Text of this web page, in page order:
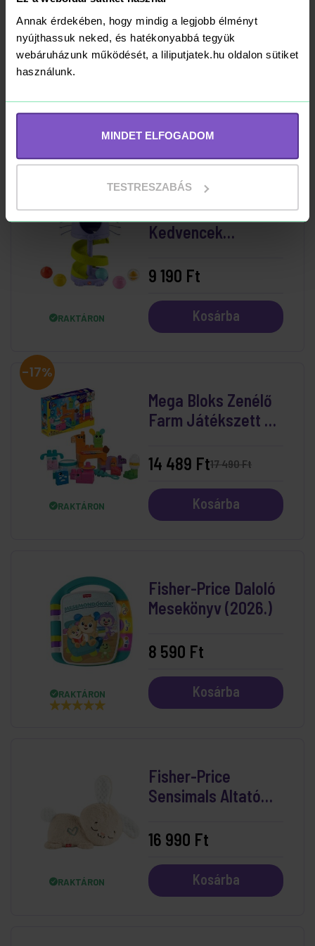
Annak érdekében, hogy mindig a legjobb élményt
nyújthassuk neked, és hatékonyabbá tegyük
webáruházunk működését, a liliputjatek.hu oldalon sütiket
használunk.
MINDET ELFOGADOM
TESTRESZABÁS
RAKTÁRON
Fisher-Price
Sensimals
Szunyókáló vidra
Kosárba
RAKTÁRON
Fisher-Price Kis
Kedvencek
Cicatorony
9 190 Ft
Kosárba
-17%
RAKTÁRON
Mega Bloks Zenélő
Farm Játékszett 40
17 490 Ft
14 489 Ft
Kosárba
RAKTÁRON
Fisher-Price Daloló
Mesekönyv (2026.)
8 590 Ft
Kosárba
RAKTÁRON
Fisher-Price
Sensimals Altató
16 990 Ft
Kosárba